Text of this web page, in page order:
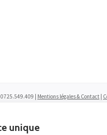
| Mentions légales & Contact
net Business , accélérateur d'e-commerce
unique